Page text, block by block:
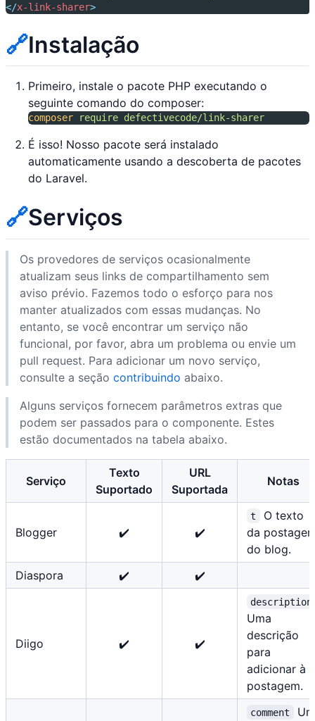
</x-link-sharer>
🔗Instalação
Primeiro, instale o pacote PHP executando o
seguinte comando do composer:
composer require defectivecode/link-sharer
É isso! Nosso pacote será instalado
automaticamente usando a descoberta de pacotes
do Laravel.
🔗Serviços
Os provedores de serviços ocasionalmente
atualizam seus links de compartilhamento sem
aviso prévio. Fazemos todo o esforço para nos
manter atualizados com essas mudanças. No
entanto, se você encontrar um serviço não
funcional, por favor, abra um problema ou envie um
pull request. Para adicionar um novo serviço,
consulte a seção contribuindo abaixo.
Alguns serviços fornecem parâmetros extras que
podem ser passados para o componente. Estes
estão documentados na tabela abaixo.
Serviço
Texto
Suportado
URL
Suportada
Notas
Blogger ✔️ ✔️
t
O texto
da
do blog.
Diaspora
✔️ ✔️
Diigo ✔️ ✔️
description
Uma
descrição
para
adicionar à
postagem.
comment